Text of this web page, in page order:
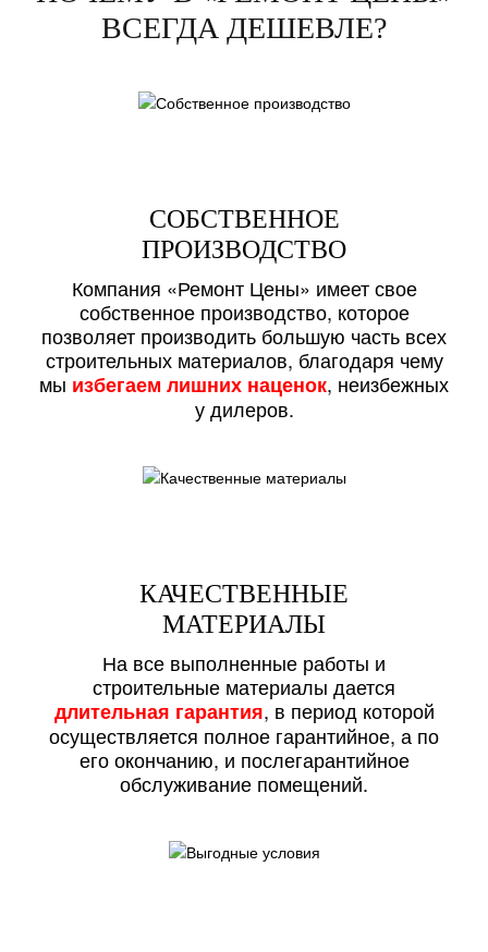
ВСЕГДА ДЕШЕВЛЕ?
СОБСТВЕННОЕ
ПРОИЗВОДСТВО
Компания «Ремонт Цены» имеет свое
собственное производство, которое
позволяет производить большую часть всех
строительных материалов, благодаря чему
мы избегаем лишних наценок, неизбежных
у дилеров.
КАЧЕСТВЕННЫЕ
МАТЕРИАЛЫ
На все выполненные работы и
строительные материалы дается
длительная гарантия, в период которой
осуществляется полное гарантийное, а по
его окончанию, и послегарантийное
обслуживание помещений.